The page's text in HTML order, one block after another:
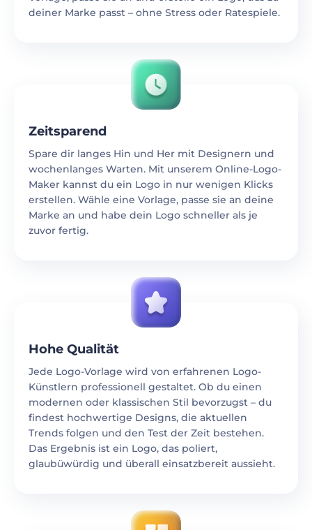
deiner Marke passt – ohne Stress oder Ratespiele.
Zeitsparend
Spare dir langes Hin und Her mit Designern und
wochenlanges Warten. Mit unserem Online-Logo-
Maker kannst du ein Logo in nur wenigen Klicks
erstellen. Wähle eine Vorlage, passe sie an deine
Marke an und habe dein Logo schneller als je
zuvor fertig.
Hohe Qualität
Jede Logo-Vorlage wird von erfahrenen Logo-
Künstlern professionell gestaltet. Ob du einen
modernen oder klassischen Stil bevorzugst – du
findest hochwertige Designs, die aktuellen
Trends folgen und den Test der Zeit bestehen.
Das Ergebnis ist ein Logo, das poliert,
glaubüwürdig und überall einsatzbereit aussieht.